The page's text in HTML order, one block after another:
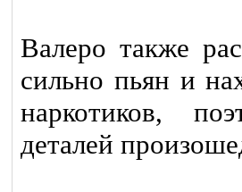
Валеро также
сильно пьян и
наркотиков,
деталей